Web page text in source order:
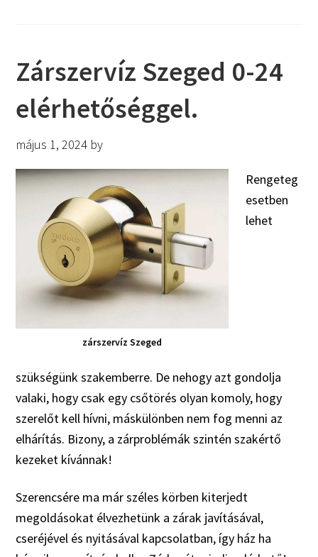
Zárszervíz Szeged 0-24
elérhetőséggel.
május 1, 2024 by
zárszervíz Szeged
Rengeteg
esetben
lehet
szükségünk szakemberre. De nehogy azt gondolja
valaki, hogy csak egy csőtörés olyan komoly, hogy
szerelőt kell hívni, máskülönben nem fog menni az
elhárítás. Bizony, a zárproblémák szintén szakértő
kezeket kívánnak!
Szerencsére ma már széles körben kiterjedt
megoldásokat élvezhetünk a zárak javításával,
cseréjével és nyitásával kapcsolatban, így ház ha